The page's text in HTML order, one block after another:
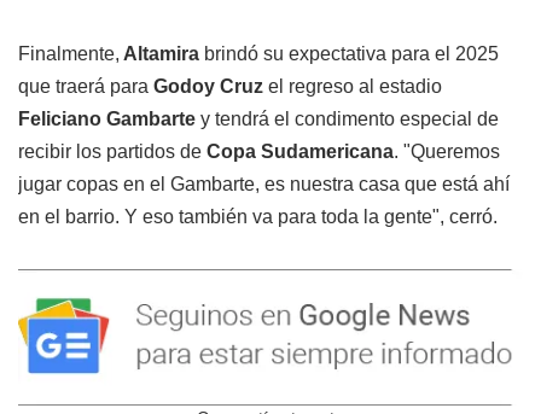
Finalmente, Altamira brindó su expectativa para el 2025
que traerá para Godoy Cruz el regreso al estadio
Feliciano Gambarte y tendrá el condimento especial de
recibir los partidos de Copa Sudamericana. "Queremos
jugar copas en el Gambarte, es nuestra casa que está ahí
en el barrio. Y eso también va para toda la gente", cerró.